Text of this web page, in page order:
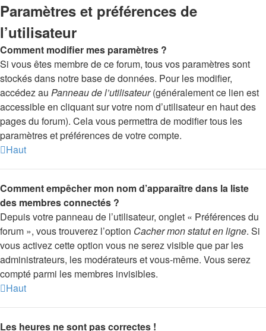
Paramètres et préférences de
l’utilisateur
Comment modifier mes paramètres ?
Si vous êtes membre de ce forum, tous vos paramètres sont
stockés dans notre base de données. Pour les modifier,
accédez au Panneau de l’utilisateur(généralement ce lien est
accessible en cliquant sur votre nom d’utilisateur en haut des
pages du forum). Cela vous permettra de modifier tous les
paramètres et préférences de votre compte.
Haut
Comment empêcher mon nom d’apparaître dans la liste
des membres connectés ?
Depuis votre panneau de l’utilisateur, onglet « Préférences du
forum », vous trouverez l’option Cacher mon statut en ligne. Si
vous activez cette option vous ne serez visible que par les
administrateurs, les modérateurs et vous-même. Vous serez
compté parmi les membres invisibles.
Haut
Les heures ne sont pas correctes !